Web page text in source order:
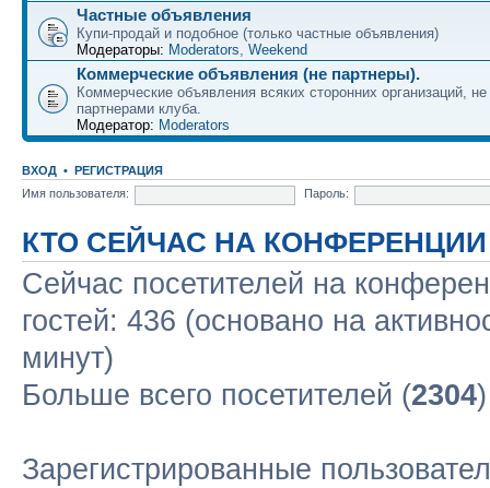
Частные объявления
Купи-продай и подобное (только частные объявления)
Модераторы: Moderators Weekend
Коммерческие объявления (не партнеры).
Коммерческие объявления всяких сторонних организаций,
партнерами клуба.
Модератор: Moderators
ВХОД • РЕГИСТРАЦИЯ
Имя пользователя:
Пароль:
КТО СЕЙЧАС НА КОНФЕРЕНЦИИ
Сейчас посетителей на
гостей: 436 (основано на
минут)
Больше всего посетителей (2304
Зарегистрированные